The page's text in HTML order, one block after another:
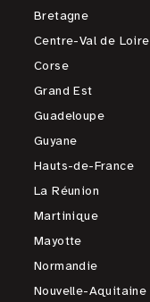
Bretagne
Centre-Val de Loire
Corse
Grand Est
Guadeloupe
Guyane
Hauts-de-France
La Réunion
Martinique
Mayotte
Normandie
Nouvelle-Aquitaine